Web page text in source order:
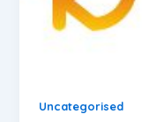
Uncategorised